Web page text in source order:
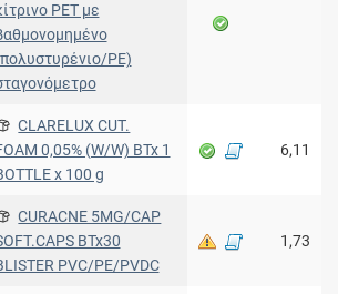
PET με
PE)
CLARELUX CUT.
0,05% (W/W) BTx 1
x 100 g
6,11
CURACNE 5MG/CAP
BTx30
PVC/PE/PVDC
1,73